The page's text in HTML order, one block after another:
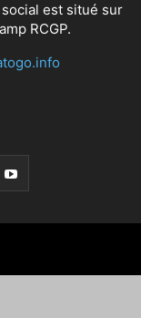
est situé sur
RCGP.